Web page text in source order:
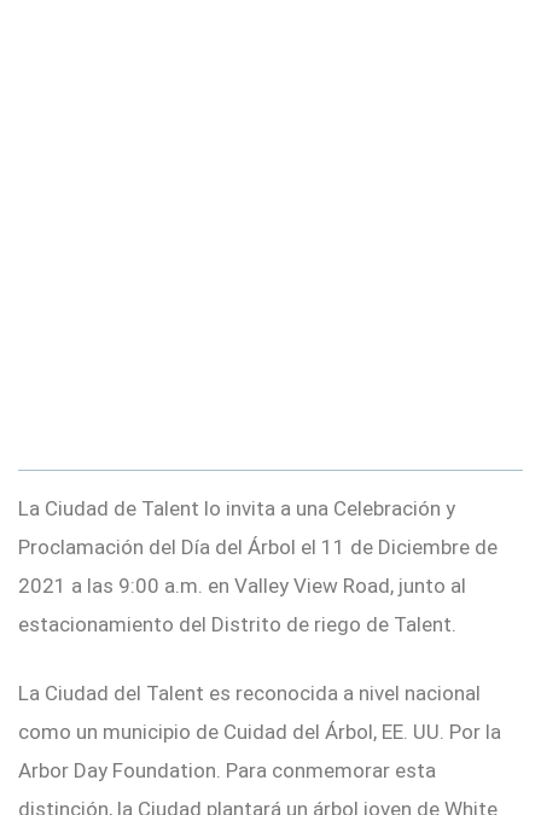
La Ciudad de Talent lo invita a una Celebración y
Proclamación del Día del Árbol el 11 de Diciembre de
2021 a las 9:00 a.m. en Valley View Road, junto al
estacionamiento del Distrito de riego de Talent.
La Ciudad del Talent es reconocida a nivel nacional
como un municipio de Cuidad del Árbol, EE. UU. Por la
Arbor Day Foundation. Para conmemorar esta
distinción, la Ciudad plantará un árbol joven de White